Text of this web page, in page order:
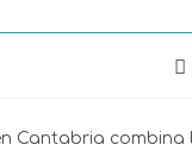
Cantabria